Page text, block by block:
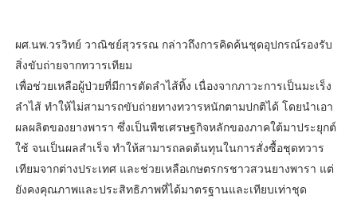
ผศ.นพ.วรวิทย์ วาณิชย์สุวรรณ กล่าวถึงการคิดค้นชุดอุปกรณ์รองรับ
สิ่งขับถ่ายจากทวารเทียม
เพื่อช่วยเหลือผู้ป่วยที่มีการตัดลำไส้ทิ้ง เนื่องจากภาวะการเป็นมะเร็ง
ลำไส้ ทำให้ไม่สามารถขับถ่ายทางทวารหนักตามปกติได้ โดยนำเอา
ผลผลิตของยางพารา ซึ่งเป็นพืชเศรษฐกิจหลักของภาคใต้มาประยุกต์
ใช้ จนเป็นผลสำเร็จ ทำให้สามารถลดต้นทุนในการสั่งซื้อชุดทวาร
เทียมจากต่างประเทศ และช่วยเหลือเกษตรกรชาวสวนยางพารา แต่
ยังคงคุณภาพและประสิทธิภาพที่ได้มาตรฐานและเทียบเท่าชุด